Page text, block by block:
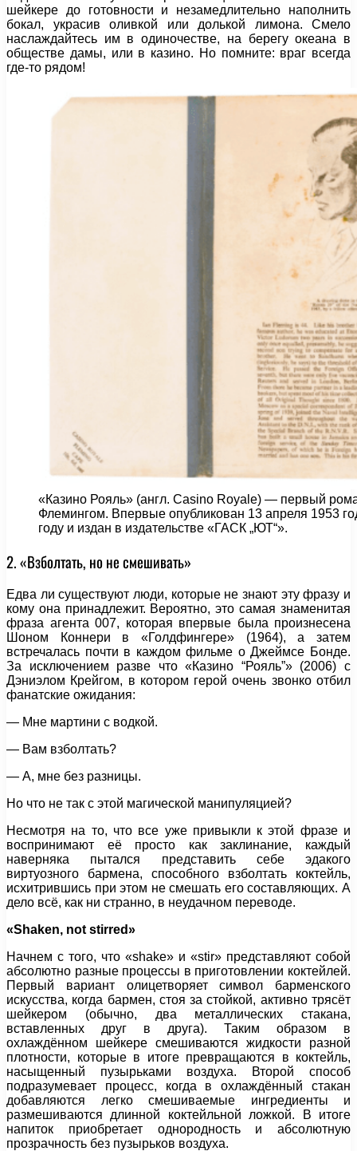
шейкере до готовности и незамедлительно наполнить
бокал, украсив оливкой или долькой лимона. Смело
наслаждайтесь им в одиночестве, на берегу океана в
обществе дамы, или в казино. Но помните: враг всегда
где-то рядом!
«Казино Рояль» (англ. Casino Royale) — первый
Флемингом. Впервые опубликован 13 апреля 1953
году и издан в издательстве «ГАСК „ЮТ“».
2. «Взболтать, но не смешивать»
Едва ли существуют люди, которые не знают эту фразу и
кому она принадлежит. Вероятно, это самая знаменитая
фраза агента 007, которая впервые была произнесена
Шоном Коннери в «Голдфингере» (1964), а затем
встречалась почти в каждом фильме о Джеймсе Бонде.
За исключением разве что «Казино “Рояль”» (2006) с
Дэниэлом Крейгом, в котором герой очень звонко отбил
фанатские ожидания:
— Мне мартини с водкой.
— Вам взболтать?
— А, мне без разницы.
Но что не так с этой магической манипуляцией?
Несмотря на то, что все уже привыкли к этой фразе и
воспринимают её просто как заклинание, каждый
наверняка пытался представить себе эдакого
виртуозного бармена, способного взболтать коктейль,
исхитрившись при этом не смешать его составляющих. А
дело всё, как ни странно, в неудачном переводе.
«Shaken, not stirred»
Начнем с того, что «shake» и «stir» представляют собой
абсолютно разные процессы в приготовлении коктейлей.
Первый вариант олицетворяет символ барменского
искусства, когда бармен, стоя за стойкой, активно трясёт
шейкером (обычно, два металлических стакана,
вставленных друг в друга). Таким образом в
охлаждённом шейкере смешиваются жидкости разной
плотности, которые в итоге превращаются в коктейль,
насыщенный пузырьками воздуха. Второй способ
подразумевает процесс, когда в охлаждённый стакан
добавляются легко смешиваемые ингредиенты и
размешиваются длинной коктейльной ложкой. В итоге
напиток приобретает однородность и абсолютную
прозрачность без пузырьков воздуха.